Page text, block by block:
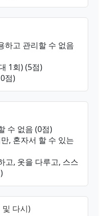
하고 관리할 수 없음
1회) (5점)
점)
수 없음 (0점)
, 혼자서 할 수 있는
고, 옷을 다루고, 스스
및 다시)